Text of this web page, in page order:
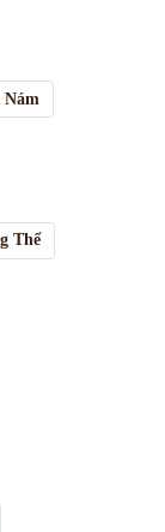
Nám
Thể